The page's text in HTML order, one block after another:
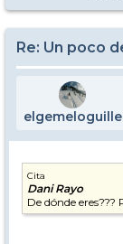
Re: Un poco
elgemeloguille
Cita
Dani Rayo
De dónde